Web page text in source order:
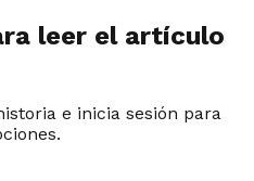
leer el artículo
e inicia sesión para